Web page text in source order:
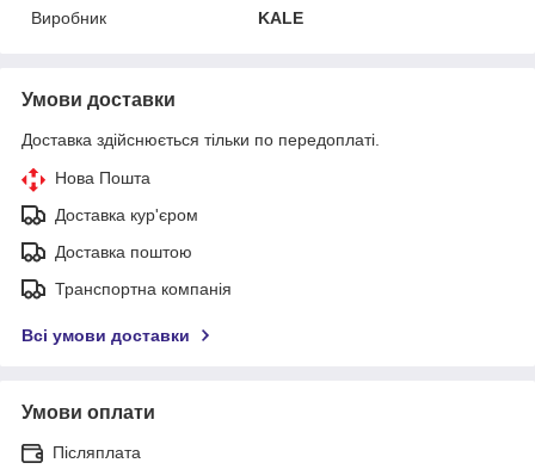
Виробник
KALE
Умови доставки
Доставка здійснюється тільки по передоплаті.
Нова Пошта
Доставка кур'єром
Доставка поштою
Транспортна компанія
Всі умови доставки
Умови оплати
Післяплата